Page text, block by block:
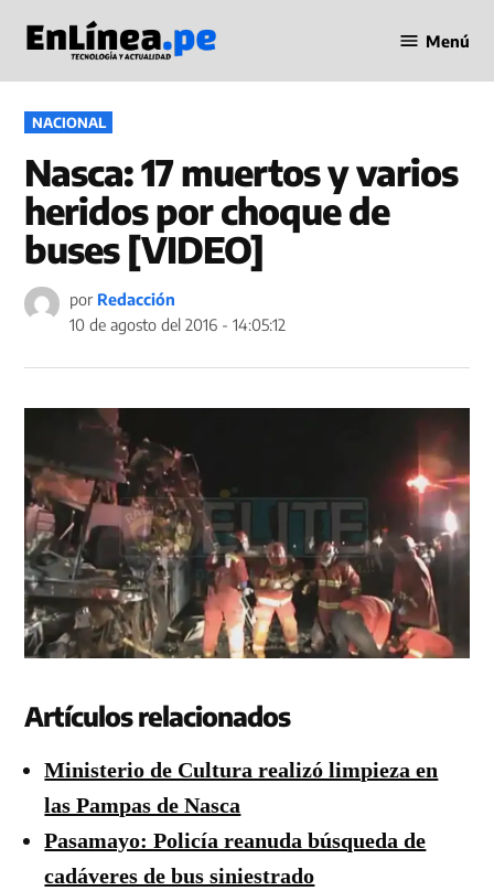
contenido
en Línea
Menú
PUBLICADO
EN
NACIONAL
Nasca: 17 muertos y varios
heridos por choque de
buses [VIDEO]
por Redacción
10 de agosto del 2016 - 14:05:12
Artículos relacionados
Ministerio de Cultura realizó limpieza en
las Pampas de Nasca
Pasamayo: Policía reanuda búsqueda de
cadáveres de bus siniestrado